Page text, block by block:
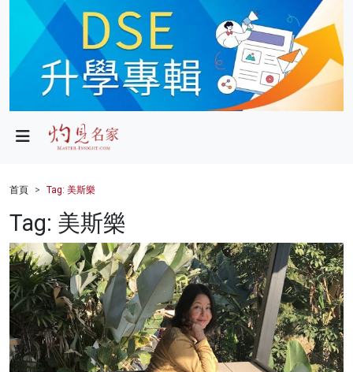
政局
財經
健康
商業
科技
影片
首頁 Tag: 美斯樂
Tag: 美斯樂